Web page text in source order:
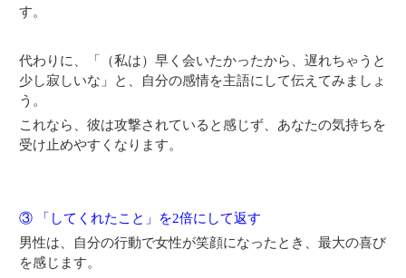
す。
代わりに、「（私は）早く会いたかったから、遅れちゃうと
少し寂しいな」と、
自分の感情を主語にして伝えてみましょ
う。
これなら、彼は攻撃されていると感じず、あなたの気持ちを
受け止めやすくなります。
③ 「してくれたこと」を2倍にして返す
男性は、自分の行動で女性が笑顔になったとき、最大の喜び
を感じます。